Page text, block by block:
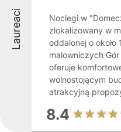
Laureaci
Noclegi w
zlokalizowany w
oddalonej o około
malowniczych
oferuje
wolnostojącym
atrakcyjną
8.4